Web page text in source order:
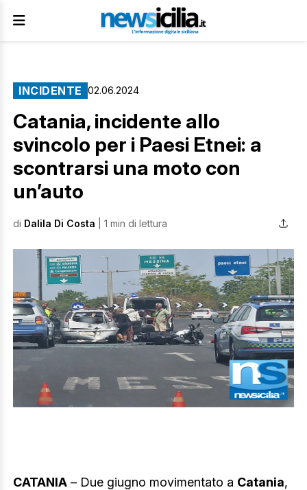
INCIDENTE 02.06.2024
Catania, incidente allo
svincolo per i Paesi Etnei: a
scontrarsi una moto con
un’auto
di Dalila Di Costa | 1 min di lettura
CATANIA – Due giugno movimentato a Catania,